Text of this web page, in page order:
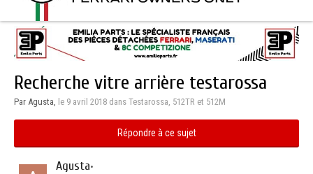
Recherche vitre arrière testarossa
Par Agusta, le 9 avril 2018 dans Testarossa, 512TR et 512M
Répondre à ce sujet
Agusta•